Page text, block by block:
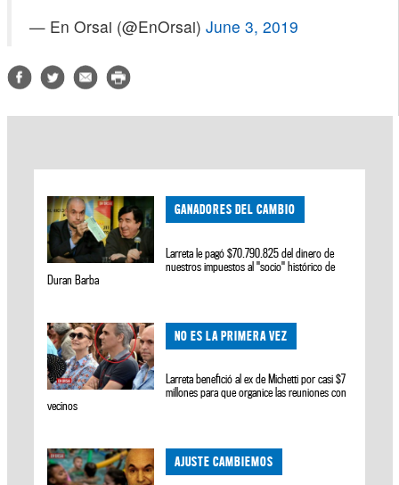
— En Orsai (@EnOrsai) June 3, 2019
GANADORES DEL CAMBIO
Larreta le pagó $70.790.825 del dinero de
nuestros impuestos al "socio" histórico de
Duran Barba
NO ES LA PRIMERA VEZ
Larreta benefició al ex de Michetti por casi $7
millones para que organice las reuniones con
vecinos
AJUSTE CAMBIEMOS